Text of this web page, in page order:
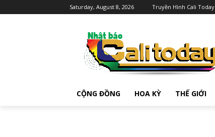
Saturday, August 8, 2026 Truyền Hình Cali Today
CỘNG ĐỒNG HOA KỲ THẾ GIỚI